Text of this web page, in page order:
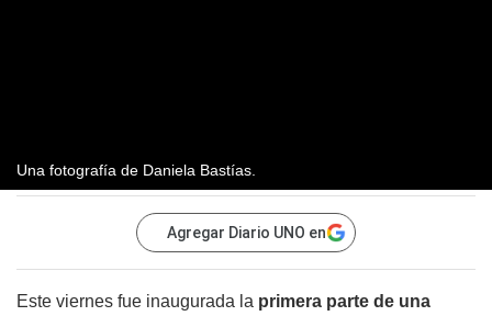
Una fotografía de Daniela Bastías.
Agregar Diario UNO en
Este viernes fue inaugurada la primera parte de una